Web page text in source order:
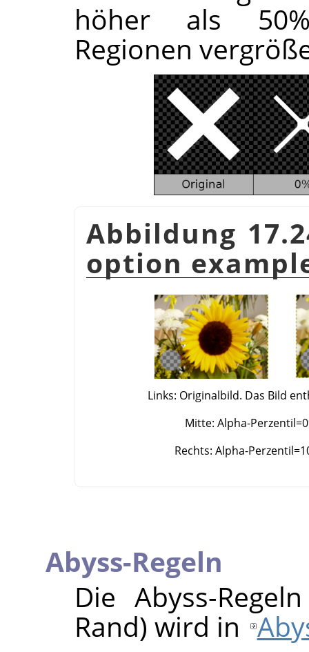
höher als
Regionen
Abbildung
option
Links: Originalbild. Das Bild
Mitte: Alpha-
Rechts: Alpha-
Abyss-Regeln
Die Abyss-
Rand) wird in